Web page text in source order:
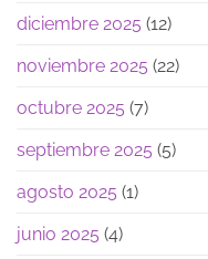
diciembre 2025 (12)
noviembre 2025 (22)
octubre 2025 (7)
septiembre 2025 (5)
agosto 2025 (1)
junio 2025 (4)